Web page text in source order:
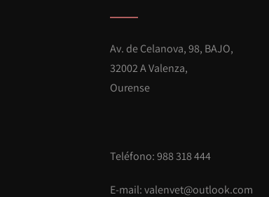
Av. de Celanova, 98, BAJO,
32002 A Valenza,
Ourense
Teléfono: 988 318 444
E-mail:valenvet@outlook.com